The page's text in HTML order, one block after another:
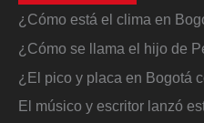
¿Cómo está el clima en
¿Cómo se llama el hijo de
¿El pico y placa en Bogotá
El músico y escritor lanzó